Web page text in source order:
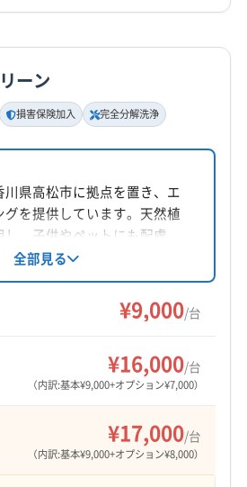
善通寺市
(愛媛県) 今治市
(愛媛県) 松山市
(愛媛県) 新居浜市
ーン
損害保険加入 完全分解洗浄
川県高松市に拠点を置き、エ
を提供しています。天然植
、子供やペットにも配慮。
カビ・抗菌コートにも対応し
加入済み。9時〜18時まで営
休。丁寧な作業を心がけてい
全部見る
¥9,000/台
¥16,000/台
（内訳:基本¥9,000+オプション¥7,000）
¥17,000/台
（内訳:基本¥9,000+オプション¥8,000）